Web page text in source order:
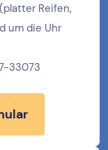
Reifen,
um die Uhr
33073